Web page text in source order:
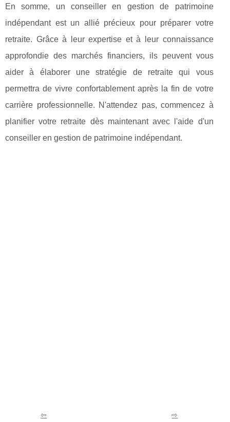
En somme, un conseiller en gestion de patrimoine
indépendant est un allié précieux pour préparer votre
retraite. Grâce à leur expertise et à leur connaissance
approfondie des marchés financiers, ils peuvent vous
aider à élaborer une stratégie de retraite qui vous
permettra de vivre confortablement après la fin de votre
carrière professionnelle. N'attendez pas, commencez à
planifier votre retraite dès maintenant avec l'aide d'un
conseiller en gestion de patrimoine indépendant.